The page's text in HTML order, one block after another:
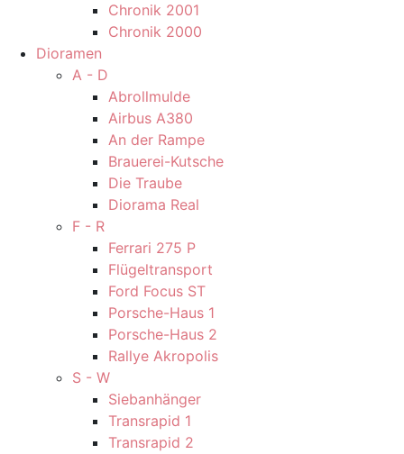
Chronik 2001
Chronik 2000
Dioramen
A - D
Abrollmulde
Airbus A380
An der Rampe
Brauerei-Kutsche
Die Traube
Diorama Real
F - R
Ferrari 275 P
Flügeltransport
Ford Focus ST
Porsche-Haus 1
Porsche-Haus 2
Rallye Akropolis
S - W
Siebanhänger
Transrapid 1
Transrapid 2